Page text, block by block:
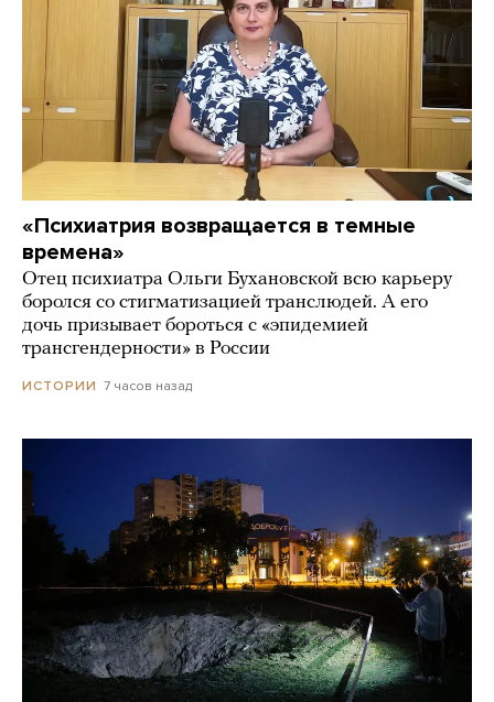
«Психиатрия возвращается в темные
времена»
Отец психиатра Ольги Бухановской всю карьеру
боролся со стигматизацией транслюдей. А его
дочь призывает бороться с «эпидемией
трансгендерности» в России
ИСТОРИИ 7 часов назад